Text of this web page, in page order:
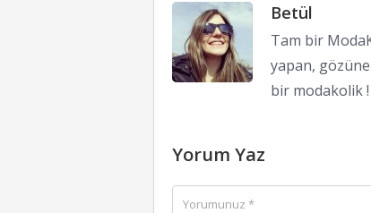
Betül
Tam bir
yapan,
bir modakolik !
Yorum Yaz